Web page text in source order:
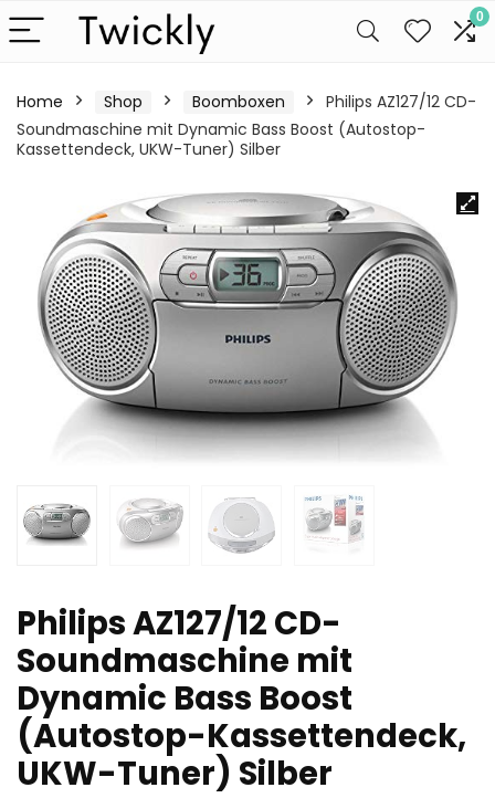
0
Home Shop Boomboxen
Philips AZ127/12 CD-
Soundmaschine mit Dynamic Bass Boost (Autostop-
Kassettendeck, UKW-Tuner) Silber
Philips AZ127/12 CD-
Soundmaschine mit
Dynamic Bass Boost
(Autostop-Kassettendeck,
UKW-Tuner) Silber